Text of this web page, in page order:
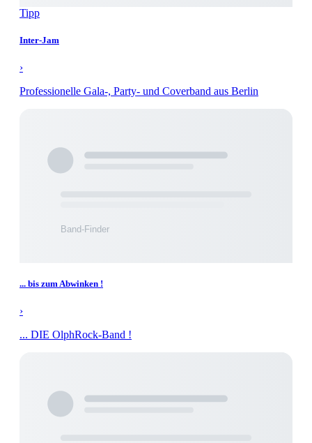
Tipp
Inter-Jam
›
Professionelle Gala-, Party- und Coverband aus Berlin
... bis zum Abwinken !
›
... DIE OlphRock-Band !